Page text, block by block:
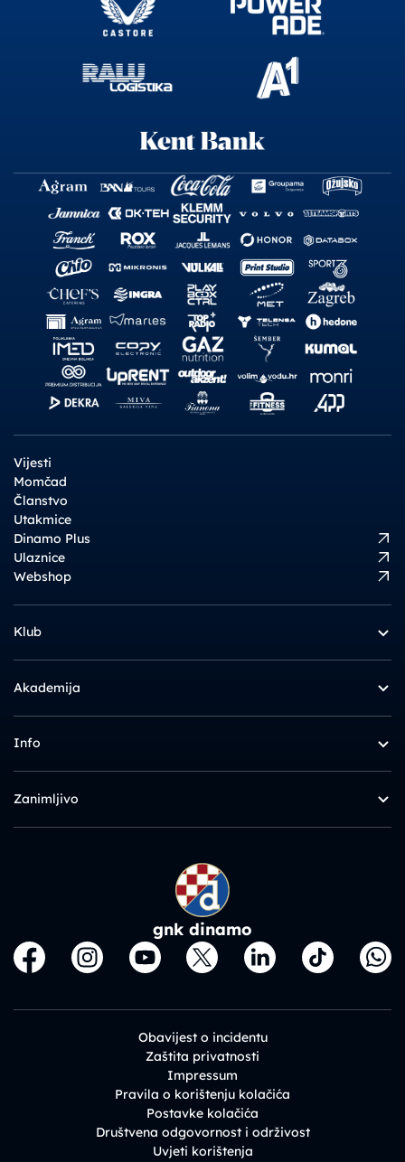
Vijesti
Momčad
Članstvo
Utakmice
Dinamo Plus
Ulaznice
Webshop
Klub
Akademija
Info
Zanimljivo
gnk dinamo
Obavijest o incidentu
Zaštita privatnosti
Impressum
Pravila o korištenju kolačića
Postavke kolačića
Društvena odgovornost i održivost
Uvjeti korištenja